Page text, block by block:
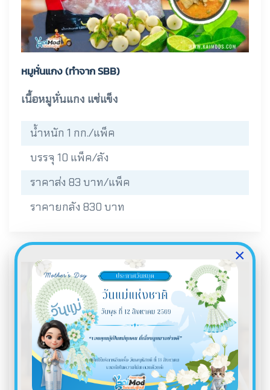
หมูหั่นแกง (ทำจาก SBB)
เนื้อหมูหั่นแกง แช่แข็ง
น้ำหนัก 1 กก./แพ็ค
บรรจุ 10 แพ็ค/ลัง
ราคาส่ง 83 บาท/แพ็ค
ราคายกลัง 830 บาท
×